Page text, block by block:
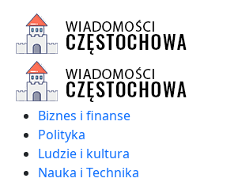
Biznes i finanse
Polityka
Ludzie i kultura
Nauka i Technika